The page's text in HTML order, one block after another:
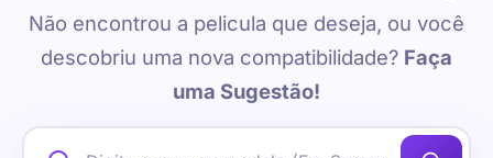
Não encontrou a pelicula que deseja, ou você
descobriu uma nova compatibilidade? Faça
uma Sugestão!